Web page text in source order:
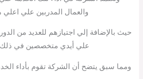
والعمال المدربين علي
حيث بالإضافة إلي اجتيازهم للعديد من
علي أيدي متخصصين في ذلك
ومما سبق يتضح أن الشركة تقوم بأداء